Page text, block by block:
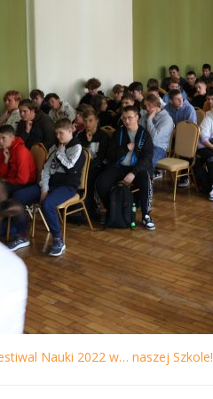
Nauki 2022 w… naszej Szkole!